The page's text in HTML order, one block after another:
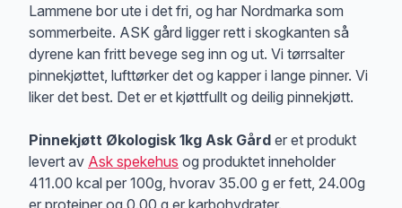
Lammene bor ute i det fri, og har Nordmarka som
sommerbeite. ASK gård ligger rett i skogkanten så
dyrene kan fritt bevege seg inn og ut. Vi tørrsalter
pinnekjøttet, lufttørker det og kapper i lange pinner. Vi
liker det best. Det er et kjøttfullt og deilig pinnekjøtt.
Pinnekjøtt Økologisk 1kg Ask Gård er et produkt
levert av Ask spekehus og produktet inneholder
411.00 kcal per 100g, hvorav 35.00 g er fett, 24.00g
er proteiner og 0.00 g er karbohydrater.